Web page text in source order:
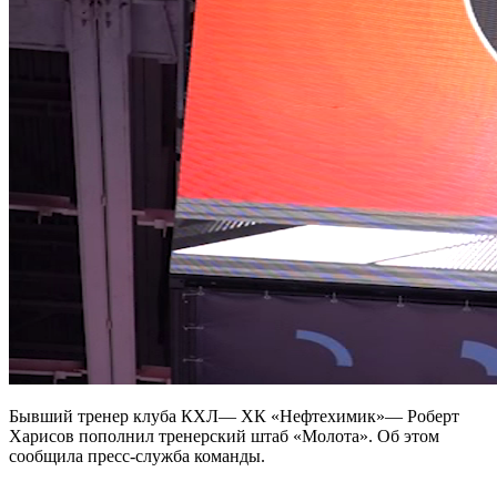
Бывший тренер клуба КХЛ— ХК «Нефтехимик»— Роберт
Харисов пополнил тренерский штаб «Молота». Об этом
сообщила пресс-служба команды.